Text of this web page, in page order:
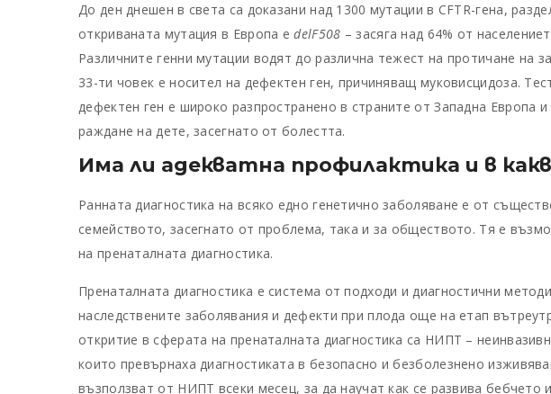
До ден днешен в света са доказани над 1300 мутации в CFTR-гена,
откриваната мутация в Европа еdelF508 – засяга над 64% от
Различните генни мутации водят до различна тежест на протичане на
33-ти човек е носител на дефектен ген, причиняващ муковисцидоза.
дефектен ген е широко разпространено в страните от Западна Европа и
раждане на дете, засегнато от болестта.
Има ли адекватна профилактика и в
Ранната диагностика на всяко едно генетично заболяване е от
семейството, засегнато от проблема, така и за обществото. Тя е
на пренаталната диагностика.
Пренаталната диагностика е система от подходи и диагностични
наследствените заболявания и дефекти при плода още на етап
откритие в сферата на пренаталната диагностика са НИПТ –
които превърнаха диагностиката в безопасно и безболезнено
възползват от НИПТ всеки месец, за да научат как се развива бебчето